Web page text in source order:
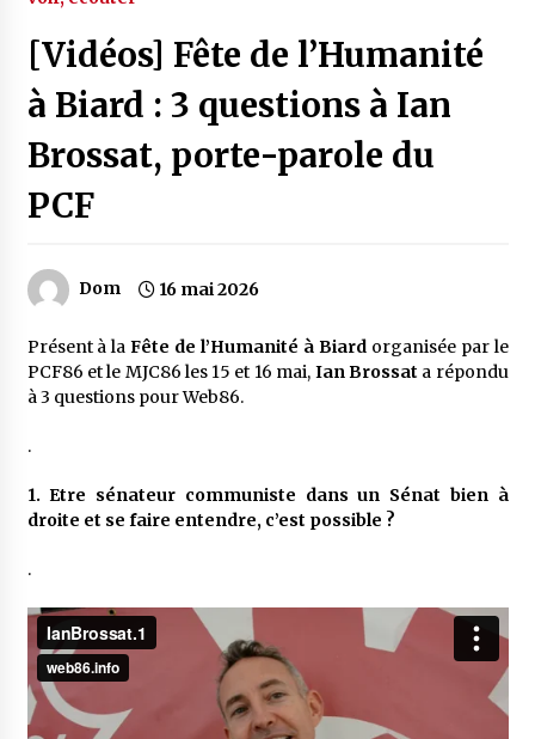
[Vidéos] Fête de l’Humanité
à Biard : 3 questions à Ian
Brossat, porte-parole du
PCF
Dom 16 mai 2026
Présent à laFête de l’Humanité à Biardorganisée par le
PCF86 et le MJC86 les 15 et 16 mai, Ian Brossat a répondu
à 3 questions pour Web86.
.
1. Etre sénateur communiste dans un Sénat bien à
droite et se faire entendre, c’est possible ?
.